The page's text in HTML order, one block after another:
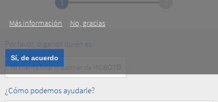
Más información
No, gracias
Sí, de acuerdo
1
Por favor, diganos quién es
Customer
Type
How
can
¿Cómo podemos ayudarle?